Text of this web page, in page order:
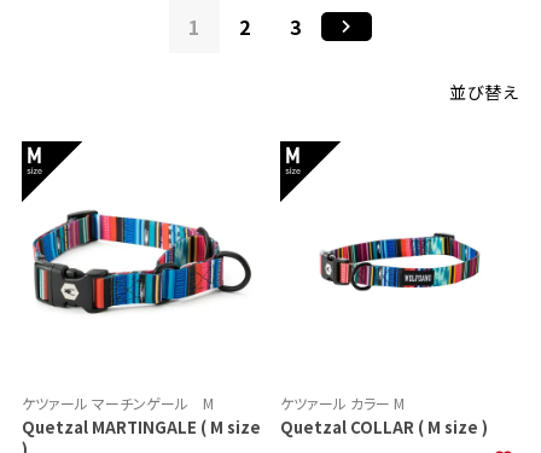
並び替え
1 2 3
ケツァール マーチンゲール M
Quetzal MARTINGALE ( M size
)
ケツァール カラー M
Quetzal COLLAR ( M size )